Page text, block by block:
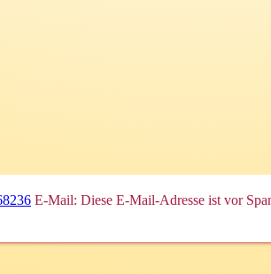
E-Mail: Diese E-Mail-Adresse ist vor